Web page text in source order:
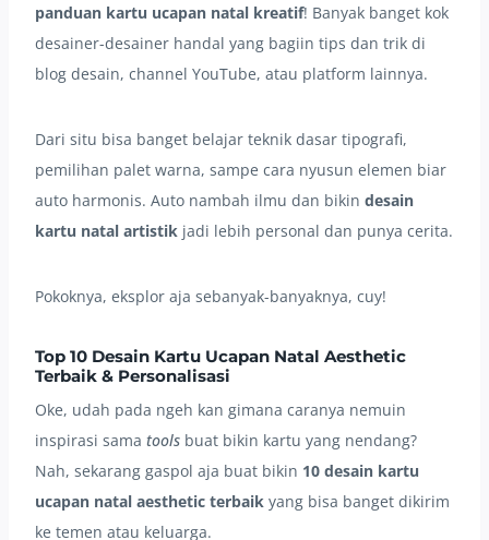
panduan kartu ucapan natal kreatif! Banyak banget kok
desainer-desainer handal yang bagiin tips dan trik di
blog desain, channel YouTube, atau platform lainnya.
Dari situ bisa banget belajar teknik dasar tipografi,
pemilihan palet warna, sampe cara nyusun elemen biar
auto harmonis. Auto nambah ilmu dan bikin desain
kartu natal artistik jadi lebih personal dan punya cerita.
Pokoknya, eksplor aja sebanyak-banyaknya, cuy!
Top 10 Desain Kartu Ucapan Natal Aesthetic
Terbaik & Personalisasi
Oke, udah pada ngeh kan gimana caranya nemuin
inspirasi sama tools buat bikin kartu yang nendang?
Nah, sekarang gaspol aja buat bikin 10 desain kartu
ucapan natal aesthetic terbaik yang bisa banget dikirim
ke temen atau keluarga.